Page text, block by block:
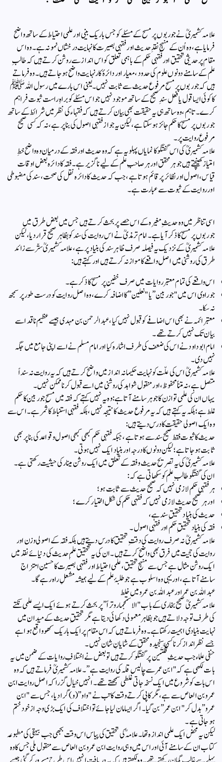
علامہ کشمیریؒ نے جوربوں پر مسح کے مسئلے کو جس باریک بینی اور علمی احتیاط کے ساتھ واضح
فرمایا ہے، وہ اُن کے منہجِ نقدِ حدیث اور فقہی بصیرت کا نہایت درخشاں نمونہ ہے۔ وہ اس
مقام پر حدیثی تحقیق اور فقہی حکم کے باہمی تعلق کو اس انداز سے روشن کرتے ہیں کہ طالبِ
علم کے سامنے دونوں علوم کی حدود، معیار اور دائرۂ کار نہایت واضح ہو جاتے ہیں۔وہ فرماتے
ہیں کہ جوربوں پر مسح مرفوع حدیث سے ثابت نہیں۔ یعنی اس بارے میں رسول اللہ ﷺ
کا کوئی ایسا قول یا فعل سندِ صحیح کے ساتھ موجود نہیں جو اس مسئلے کو براہِ راست ثبوت فراہم
کرے۔ تاہم، وہ ساتھ ہی یہ حقیقت بھی بیان کرتے ہیں کہ فقہاء کی نظر میں شرائط کے ساتھ
جوربوں پر مسح کا حکم جائز ہو سکتا ہے، لیکن یہ جواز فقہی اصول کی بنا پر ہے، نہ کہ کسی صحیح
مرفوع روایت پر۔
علامہ کشمیریؒ کی اس گفتگو کا نمایاں پہلو یہ ہے کہ وہ حدیث اور فقہ کے درمیان وہ واضح خطِ
امتیاز کھینچتے ہیں جو ہر محقق اور ہر صاحبِ علم کے لیے ناگزیر ہے۔ فقہ کا دائرہ بعض اوقات
قیاس، اصول اور نظائر پر قائم ہوتا ہے، جب کہ حدیث کا دائرہ نقل کی صحت، سند کی مضبوطی
اور روایت کے ثبوت سے عبارت ہے۔
اسی تناظر میں وہ حدیثِ مغیرہ کے اس حصے پر بحث کرتے ہیں جس میں بعض طرق میں
جوربوں پر مسح کا ذکر آیا ہے۔ امام ترمذیؒ نے اس روایت کی سند کو بظاہر صحیح قرار دیا، لیکن
علامہ کشمیریؒ کے نزدیک یہ فیصلہ صرف ظاہرِ سند کی بنیاد پر ہے، علامہ کشمیریؒ ستّر سے زائد
طرق کی روشنی میں اصل واقعے کا موازنہ کرتے ہیں اور کہتے ہیں:
اس واقعے کی تمام معتبر روایات میں صرف خفین پر مسح کا ذکر ہے۔
جو راوی اس میں "جوربین” یا "نعلین” کا اضافہ کرے، وہ اصل روایت کو درست طور پر سمجھ
نہ سکا۔
معتبر ائمہ نے بھی اس اضافے کو قبول نہیں کیا، عبدالرحمن بن مہدی جیسے عظیم ناقد اسے
بیان تک نہیں کرتے تھے۔
امام ابو داود نے اس کی ضعف کی طرف اشارہ کیا اور امام مسلم نے اسے اپنی جامع میں جگہ
نہیں دی ۔
علامہ کشمیریؒ اس کی علّت کو نہایت حکیمانہ انداز میں واضح کرتے ہیں کہ یہ روایت نہ سنداً
متصل ہے، نہ متناً محفوظ، اور منقول شواہد کی روشنی میں اسے قبول کرنا ممکن نہیں۔
یہاں ان کی علمی توازن کا جوہر سامنے آتا ہے:وہ یہ نہیں کہتے کہ فقہ میں مسحِ جوربین کا حکم
غلط ہے؛ بلکہ یہ کہتے ہیں کہ یہ مرفوع حدیث کا نتیجہ نہیں، بلکہ فقہی استنباط کا ثمر ہے۔ اس سے
وہ ایک اصولی حقیقت کا درس دیتے ہیں:
حدیث کا ثبوت فقط صحیح سند سے ہوتا ہے،جبکہ فقہی حکم کبھی کبھی اصول و قواعد کی بنا پر بھی
ثابت ہو جاتا ہے؛لیکن دونوں کا درجہ اور بنیاد ایک نہیں ہوتی۔
علامہ کشمیریؒ کی یہ تصریح حدیث و فقہ کے تعلق میں ایک روشن مینار کی حیثیت رکھتی ہے۔
ان کی گفتگو طالبِ علم کو سکھاتی ہے کہ:
ہر فقہی حکم لازمی نہیں کہ صحیح حدیث سے ثابت ہو؛
اور ہر صحیح حدیث لازمی نہیں کہ فقہی حکم کی شکل اختیار کرے؛
حدیث کی بنیاد تحقیقِ سند ہے،
فقہ کی بنیاد تحقیقِ حکم اور فقہی اصول۔
علامہ کشمیریؒ نہ صرف روایت کی دقتِ تحقیق کا درس دیتے ہیں بلکہ فقہ کے اصولی وزن اور
روایت کی حجیت میں فرق بھی واضح کرتے ہیں۔ ان کی یہ تحقیق علمِ حدیث کی دنیائے نقد میں
ایک روشن مثال ہے جس سے منہجِ تحقیق، علمی احتیاط اور فقہی بصیرت کا حسین امتزاج
سامنے آتا ہے، اور یہی وہ اسلوب ہے جو طلبۂ علم کے لیے ہمیشہ مشعلِ راہ رہے گا۔
عبد اللہ بن عمر اور عبد اللہ بن عمرو میں خلط
علامہ کشمیریؒ صحیح بخاری کے باب "الاستجمار وتراً” پر بحث کرتے ہوئے ایک ایسے علمی نکتے
کی طرف توجہ دلاتے ہیں جو بظاہر معمولی دکھائی دیتا ہے مگر تحقیقِ حدیث کے میدان میں
نہایت بنیادی اہمیت رکھتا ہے۔ وہ فرماتے ہیں کہ اس مقام پر ایک باریک سهو واقع ہوا ہے
جسے نظر انداز کرنا کسی سنجیدہ محقق کے شایانِ شان نہیں۔
حنفی علماء جب حدیثِ قُلَّتَین پر گفتگو کرتے ہیں تو بعض نے اختلافِ روایات کے ضمن میں یہ
بات لکھی ہے کہ "ابن عمر سے چالیس قلہ کی روایت ہے”۔ علامہ کشمیریؒ فرماتے ہیں کہ وہ
اس بات کو شروع میں ایک نسخہ جاتی غلطی سمجھتے تھے۔ انہیں خیال گزرا کہ اصل روایت ابن
عمرو بن العاص سے ہے، مگر کاپی کرتے وقت کاتب نے "واو” (و) گرا دیا، جس سے "ابن
عمرو” بدل کر "ابن عمر” بن گیا۔ اگر ایسا مان لیا جائے تو اختلاف کی ایک بڑی وجہ ازخود ختم
ہو جاتی ہے۔
لیکن یہ محض ایک علمی اندازہ تھا۔ علامہؒ کی تحقیق کی پیاس اس وقت بجھی جب بیہقی کی مطبوعہ
کتاب ان کے سامنے آئی اور اس میں وہی روایت ابن عمرو بن العاص سے منقول ملی جس کا وہ